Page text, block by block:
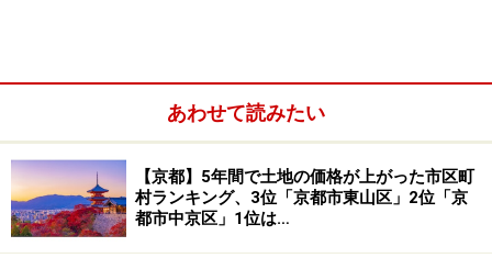
あわせて読みたい
【京都】5年間で土地の価格が上がった市区町
村ランキング、3位「京都市東山区」2位「京
都市中京区」1位は…